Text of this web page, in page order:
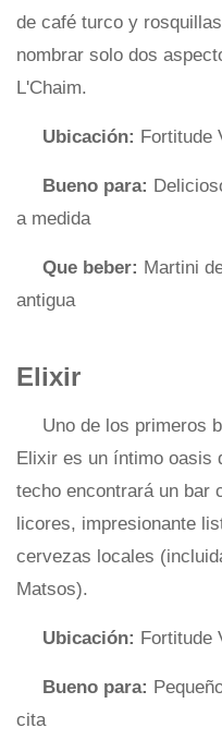
de café turco y
nombrar solo dos
L'Chaim.
Ubicación: Fortitude
Bueno para:
a medida
Que beber: Martini
antigua
Elixir
Uno de los primeros
Elixir es un íntimo oasis
techo encontrará un bar
licores, impresionante
cervezas locales
Matsos).
Ubicación: Fortitude
Bueno para:
cita